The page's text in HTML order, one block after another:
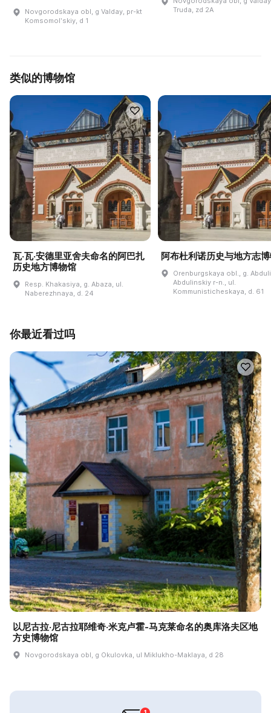
Novgorodskaya obl, g Valday, pr-kt
Komsomolʹskiy, d 1
Truda, zd 2A
类似的博物馆
瓦·瓦·安德里亚舍夫命名的阿巴扎
历史地方博物馆
Resp. Khakasiya, g. Abaza, ul.
Naberezhnaya, d. 24
阿布杜利诺历史与地方志
Orenburgskaya obl., g.
Abdulinskiy r-n., ul.
Kommunisticheskaya, d. 61
你最近看过吗
以尼古拉·尼古拉耶维奇·米克卢霍-马克莱命名的奥库洛夫区地
方史博物馆
Novgorodskaya obl, g Okulovka, ul Miklukho-Maklaya, d 28